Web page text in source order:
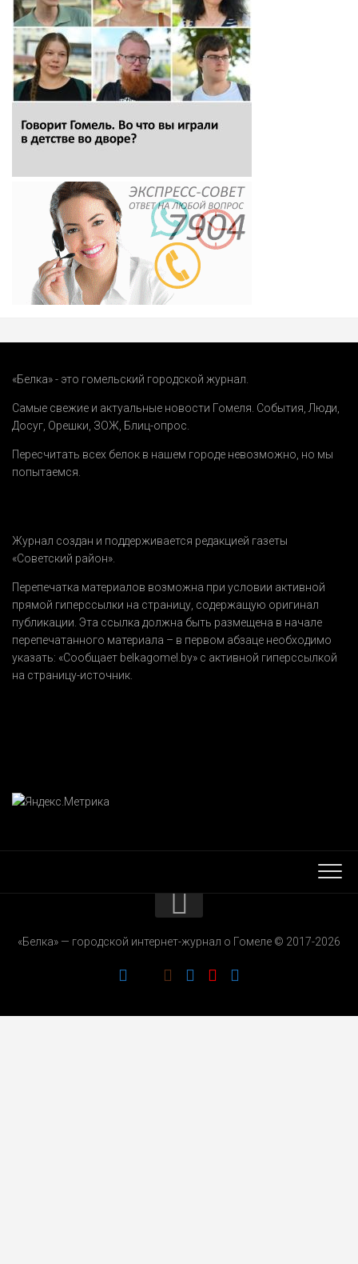
«Белка» - это гомельский городской журнал.
Самые свежие и актуальные новости Гомеля. События Люди
Досуг Орешки ЗОЖ Блиц-опрос
Пересчитать всех белок в нашем городе невозможно, но мы
попытаемся.
Журнал создан и поддерживается редакцией газеты
«Советский район».
Перепечатка материалов возможна при условии активной
прямой гиперссылки на страницу, содержащую оригинал
публикации. Эта ссылка должна быть размещена в начале
перепечатанного материала – в первом абзаце необходимо
указать: «Сообщает belkagomel.by» с активной гиперссылкой
на страницу-источник.
РЕКЛАМОДАТЕЛЯМ
«Белка» — городской интернет-журнал о Гомеле © 2017-2026